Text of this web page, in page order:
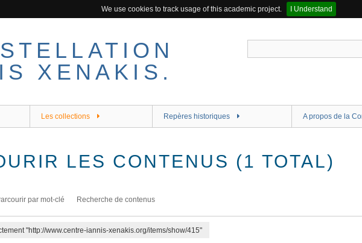
We use cookies to track usage of this academic project.
I Understand
Les collections Repères historiques A propos de la
LES CONTENUS (1 TOTAL)
par mot-clé Recherche de contenus
"http://www.centre-iannis-xenakis.org/items/show/415"